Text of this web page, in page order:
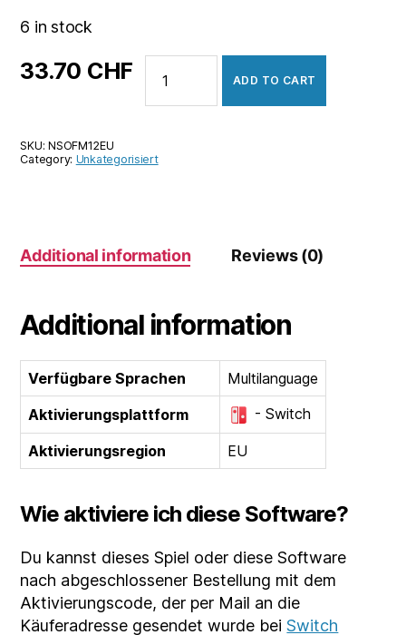
6 in stock
33.70 CHF
Switch
Online
Membership
(EU)
ADD TO CART
SKU:NSOFM12EU
Category: Unkategorisiert
Additional information Reviews (0)
Additional information
Verfügbare Sprachen
Multilanguage
Aktivierungsplattform
- Switch
Aktivierungsregion EU
Wie aktiviere ich diese Software?
Du kannst dieses Spiel oder diese Software
nach abgeschlossener Bestellung mit dem
Aktivierungscode, der per Mail an die
Käuferadresse gesendet wurde beiSwitch